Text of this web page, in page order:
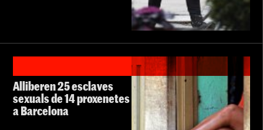
Alliberen 25 esclaves
sexuals de 14 proxenetes
a Barcelona